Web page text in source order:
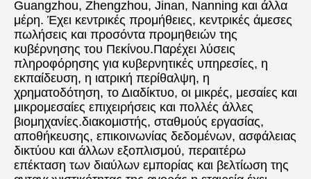
Guangzhou, Zhengzhou, Jinan, Nanning και άλλα
μέρη. Έχει κεντρικές προμήθειες, κεντρικές άμεσες
πωλήσεις και προσόντα προμηθειών της
κυβέρνησης του Πεκίνου.Παρέχει λύσεις
πληροφόρησης για κυβερνητικές υπηρεσίες, η
εκπαίδευση, η ιατρική περίθαλψη, η
χρηματοδότηση, το Διαδίκτυο, οι μικρές, μεσαίες και
μικρομεσαίες επιχειρήσεις και πολλές άλλες
βιομηχανίες.διακομιστής, σταθμούς εργασίας,
αποθήκευσης, επικοινωνίας δεδομένων, ασφάλειας
δικτύου και άλλων εξοπλισμού, περαιτέρω
επέκταση των διαύλων εμπορίας και βελτίωση της